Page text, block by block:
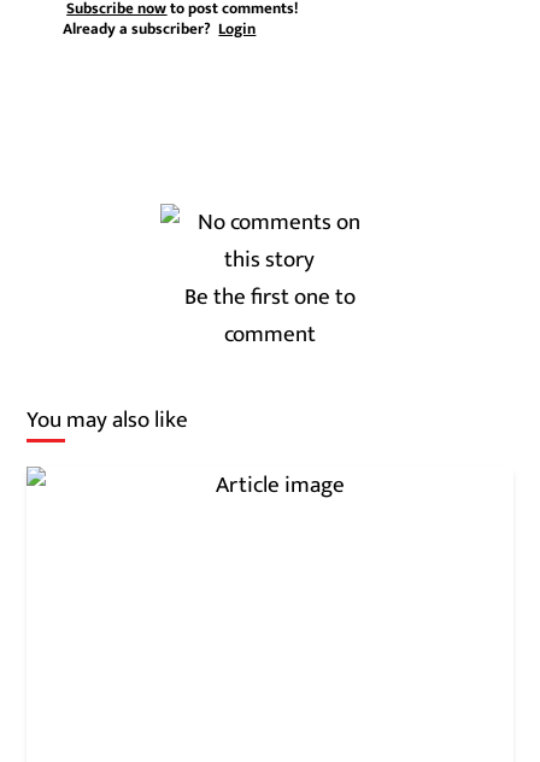
Subscribe nowto post comments!
Already a subscriber?Login
Be the first one to
comment
You may also like